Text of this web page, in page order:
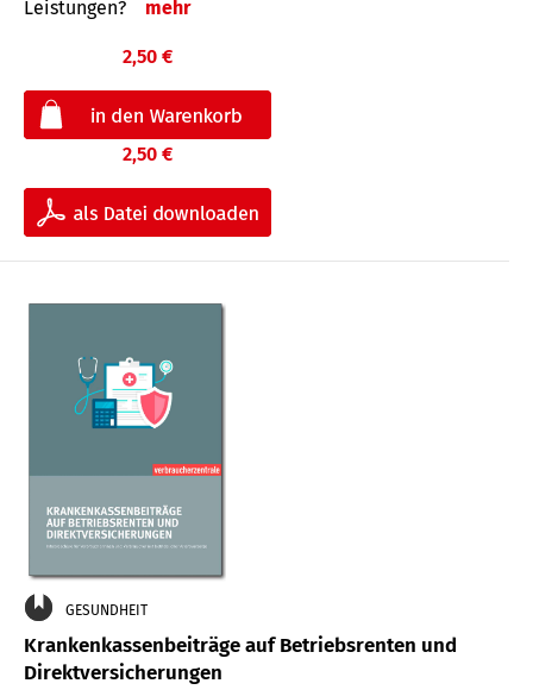
Leis­tungen?
mehr
2,50 €
2,50 €
GESUNDHEIT
Krankenkassenbeiträge auf Betriebsrenten und
Direktversicherungen